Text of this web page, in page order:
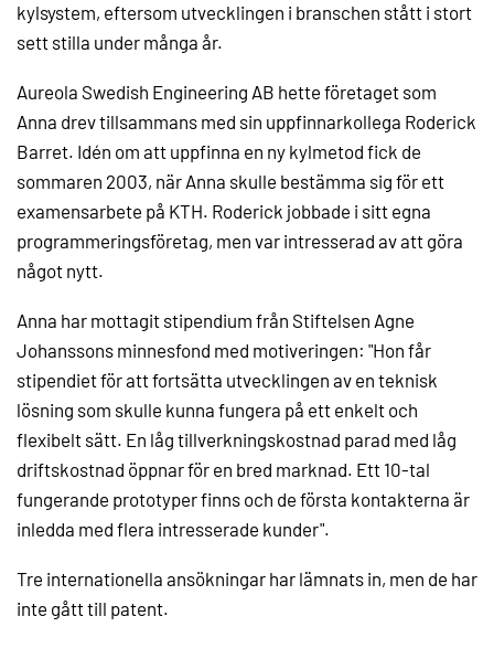
kylsystem, eftersom utvecklingen i branschen stått i stort
sett stilla under många år.
Aureola Swedish Engineering AB hette företaget som
Anna drev tillsammans med sin uppfinnarkollega Roderick
Barret. Idén om att uppfinna en ny kylmetod fick de
sommaren 2003, när Anna skulle bestämma sig för ett
examensarbete på KTH. Roderick jobbade i sitt egna
programmeringsföretag, men var intresserad av att göra
något nytt.
Anna har mottagit stipendium från Stiftelsen Agne
Johanssons minnesfond med motiveringen: "Hon får
stipendiet för att fortsätta utvecklingen av en teknisk
lösning som skulle kunna fungera på ett enkelt och
flexibelt sätt. En låg tillverkningskostnad parad med låg
driftskostnad öppnar för en bred marknad. Ett 10-tal
fungerande prototyper finns och de första kontakterna är
inledda med flera intresserade kunder".
Tre internationella ansökningar har lämnats in, men de har
inte gått till patent.